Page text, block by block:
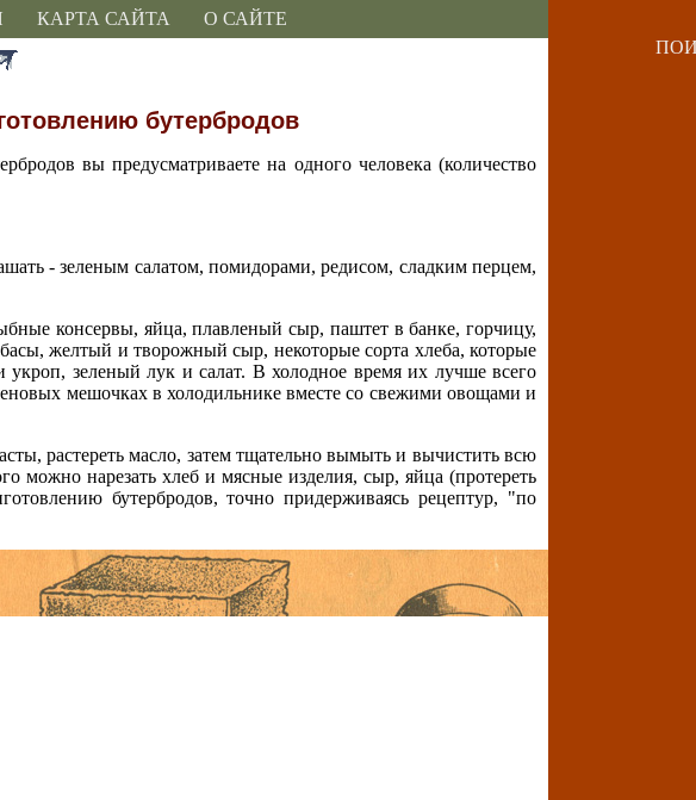
КАРТА САЙТА О САЙТЕ
бутербродов
вы предусматриваете на одного человека (количество
- зеленым салатом, помидорами, редисом, сладким перцем,
консервы, яйца, плавленый сыр, паштет в банке, горчицу,
желтый и творожный сыр, некоторые сорта хлеба, которые
зеленый лук и салат. В холодное время их лучше всего
мешочках в холодильнике вместе со свежими овощами и
растереть масло, затем тщательно вымыть и вычистить всю
можно нарезать хлеб и мясные изделия, сыр, яйца (протереть
бутербродов, точно придерживаясь рецептур, "по